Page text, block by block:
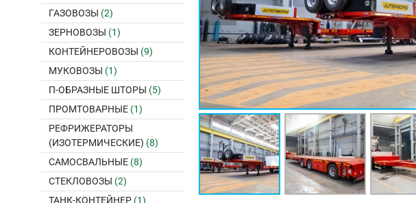
ГАЗОВОЗЫ (2)
ЗЕРНОВОЗЫ (1)
КОНТЕЙНЕРОВОЗЫ (9)
МУКОВОЗЫ (1)
П-ОБРАЗНЫЕ ШТОРЫ (5)
ПРОМТОВАРНЫЕ (1)
РЕФРИЖЕРАТОРЫ
(ИЗОТЕРМИЧЕСКИЕ) (8)
САМОСВАЛЬНЫЕ (8)
СТЕКЛОВОЗЫ (2)
ТАНК-КОНТЕЙНЕР (1)